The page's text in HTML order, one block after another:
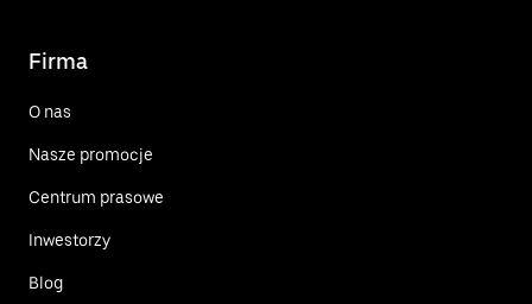
Firma
O nas
Nasze promocje
Centrum prasowe
Inwestorzy
Blog